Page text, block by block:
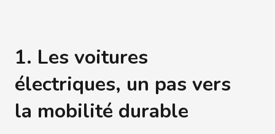
1. Les voitures
électriques, un pas vers
la mobilité durable